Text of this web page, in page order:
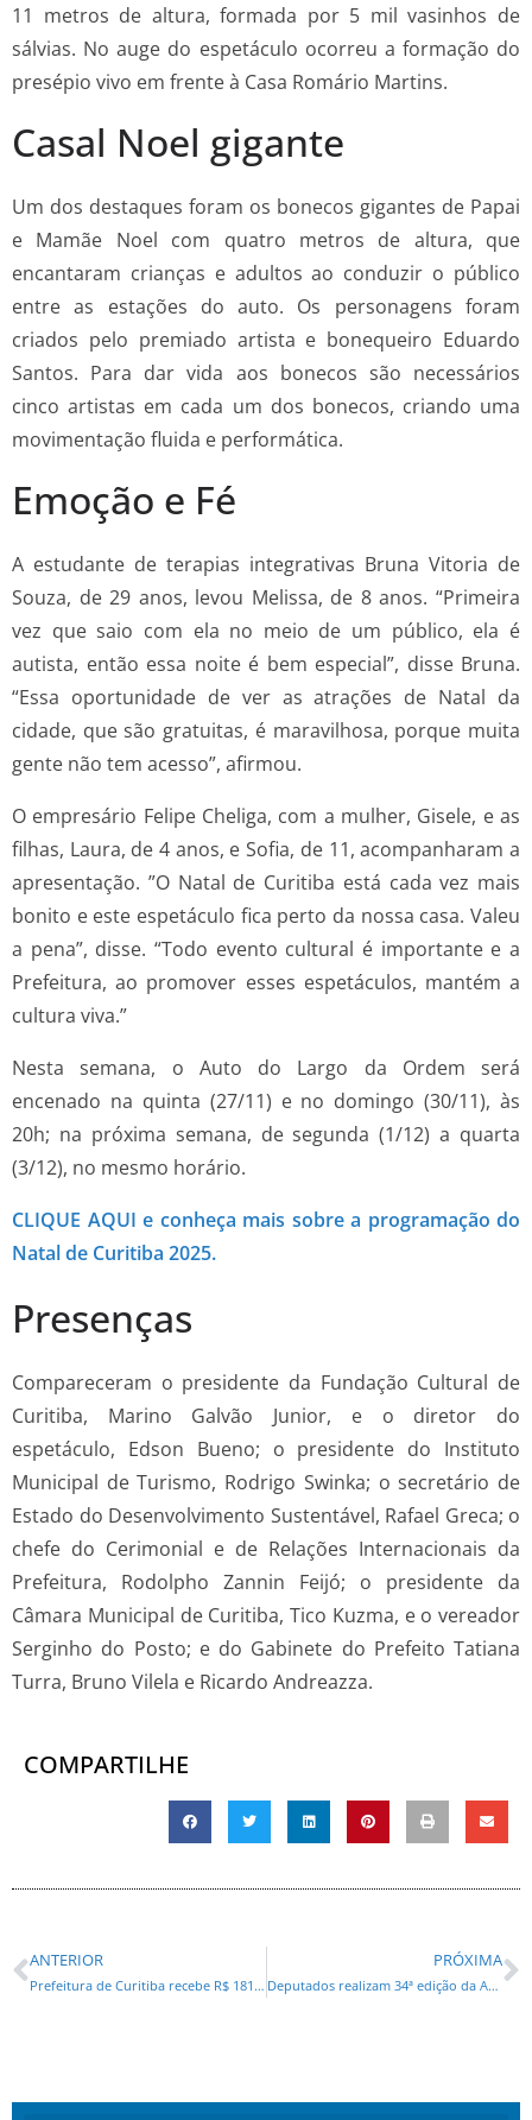
11 metros de altura, formada por 5 mil vasinhos de
sálvias. No auge do espetáculo ocorreu a formação do
presépio vivo em frente à Casa Romário Martins.
Casal Noel gigante
Um dos destaques foram os bonecos gigantes de Papai
e Mamãe Noel com quatro metros de altura, que
encantaram crianças e adultos ao conduzir o público
entre as estações do auto. Os personagens foram
criados pelo premiado artista e bonequeiro Eduardo
Santos. Para dar vida aos bonecos são necessários
cinco artistas em cada um dos bonecos, criando uma
movimentação fluida e performática.
Emoção e Fé
A estudante de terapias integrativas Bruna Vitoria de
Souza, de 29 anos, levou Melissa, de 8 anos. “Primeira
vez que saio com ela no meio de um público, ela é
autista, então essa noite é bem especial”, disse Bruna.
“Essa oportunidade de ver as atrações de Natal da
cidade, que são gratuitas, é maravilhosa, porque muita
gente não tem acesso”, afirmou.
O empresário Felipe Cheliga, com a mulher, Gisele, e as
filhas, Laura, de 4 anos, e Sofia, de 11, acompanharam a
apresentação. ”O Natal de Curitiba está cada vez mais
bonito e este espetáculo fica perto da nossa casa. Valeu
a pena”, disse. “Todo evento cultural é importante e a
Prefeitura, ao promover esses espetáculos, mantém a
cultura viva.”
Nesta semana, o Auto do Largo da Ordem será
encenado na quinta (27/11) e no domingo (30/11), às
20h; na próxima semana, de segunda (1/12) a quarta
(3/12), no mesmo horário.
CLIQUE AQUI e conheça mais sobre a programação do
Natal de Curitiba 2025.
Presenças
Compareceram o presidente da Fundação Cultural de
Curitiba, Marino Galvão Junior, e o diretor do
espetáculo, Edson Bueno; o presidente do Instituto
Municipal de Turismo, Rodrigo Swinka; o secretário de
Estado do Desenvolvimento Sustentável, Rafael Greca; o
chefe do Cerimonial e de Relações Internacionais da
Prefeitura, Rodolpho Zannin Feijó; o presidente da
Câmara Municipal de Curitiba, Tico Kuzma, e o vereador
Serginho do Posto; e do Gabinete do Prefeito Tatiana
Turra, Bruno Vilela e Ricardo Andreazza.
COMPARTILHE
ANTERIOR
Prefeitura de Curitiba recebe R$ 181 milhões para construir trinário da Marechal Floriano e Escola de Circo
PRÓXIMA
Deputados realizam 34ª edição da Assembleia Itinerante, em Paranavaí, e recebem demandas da comunidade